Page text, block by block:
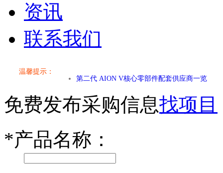
资讯
联系我们
温馨提示：
小米SU7核心零部件配套供应商一览
第二代 AION V核心零部件配套供应商一览
小米SU7核心零部件配套供应商一览
第二代 AION V核心零部件配套供应商一览
免费发布采购信息找项目
*产品名称：